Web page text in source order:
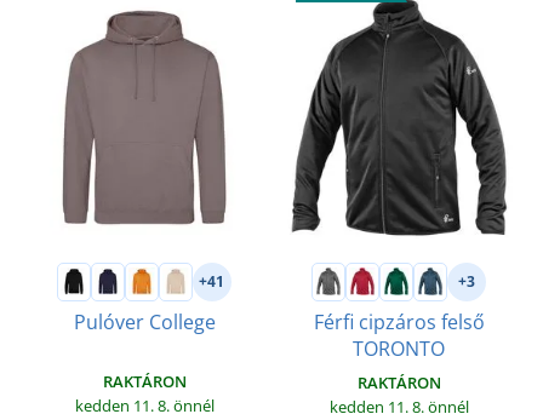
+41
Pulóver College
RAKTÁRON
kedden 11. 8.önnél
+3
Férfi cipzáros felső
TORONTO
RAKTÁRON
kedden 11. 8.önnél